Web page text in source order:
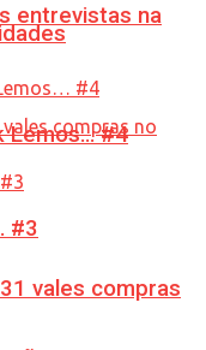
vales compras
entrevistas na
Lemos… #4
#3